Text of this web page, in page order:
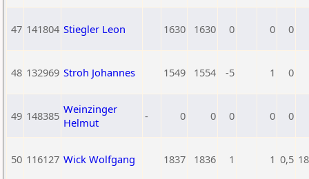
47 141804 Stiegler Leon 1630 1630 0 0 0
48 132969 Stroh Johannes 1549 1554 -5 1 0
49 148385 Weinzinger
Helmut
- 0 0 0 0 0
50 116127 Wick Wolfgang 1837 1836 1 1 0,5